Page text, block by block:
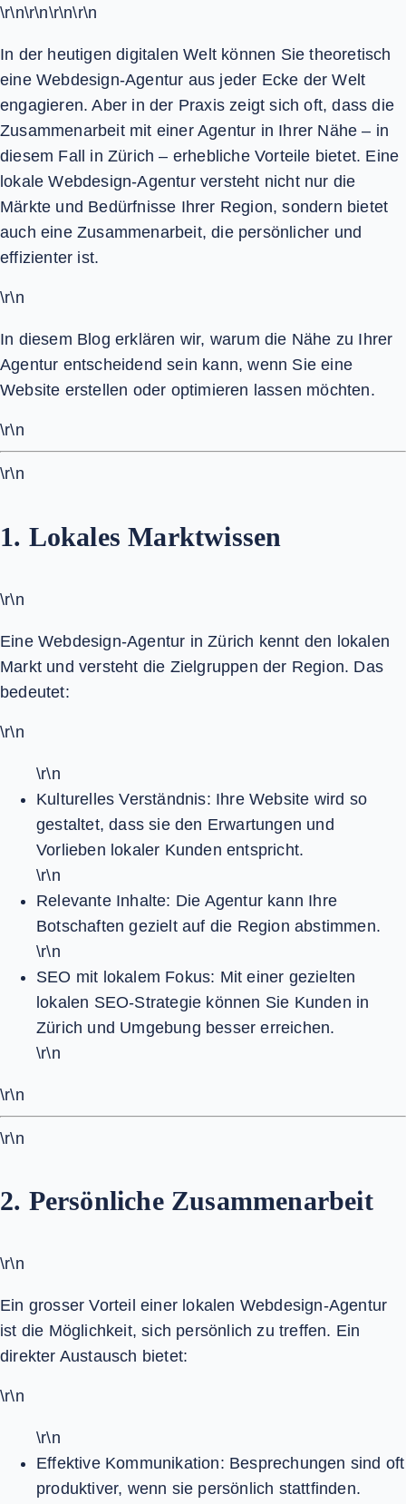
\r\n\r\n\r\n\r\n
In der heutigen digitalen Welt können Sie theoretisch
eine Webdesign-Agentur aus jeder Ecke der Welt
engagieren. Aber in der Praxis zeigt sich oft, dass die
Zusammenarbeit mit einer Agentur in Ihrer Nähe – in
diesem Fall in Zürich – erhebliche Vorteile bietet. Eine
lokale Webdesign-Agentur versteht nicht nur die
Märkte und Bedürfnisse Ihrer Region, sondern bietet
auch eine Zusammenarbeit, die persönlicher und
effizienter ist.
\r\n
In diesem Blog erklären wir, warum die Nähe zu Ihrer
Agentur entscheidend sein kann, wenn Sie eine
Website erstellen oder optimieren lassen möchten.
\r\n
\r\n
1. Lokales Marktwissen
\r\n
Eine Webdesign-Agentur in Zürich kennt den lokalen
Markt und versteht die Zielgruppen der Region. Das
bedeutet:
\r\n
\r\n
Kulturelles Verständnis: Ihre Website wird so
gestaltet, dass sie den Erwartungen und
Vorlieben lokaler Kunden entspricht.
\r\n
Relevante Inhalte: Die Agentur kann Ihre
Botschaften gezielt auf die Region abstimmen.
\r\n
SEO mit lokalem Fokus: Mit einer gezielten
lokalen SEO-Strategie können Sie Kunden in
Zürich und Umgebung besser erreichen.
\r\n
\r\n
\r\n
2. Persönliche Zusammenarbeit
\r\n
Ein grosser Vorteil einer lokalen Webdesign-Agentur
ist die Möglichkeit, sich persönlich zu treffen. Ein
direkter Austausch bietet:
\r\n
\r\n
Effektive Kommunikation: Besprechungen sind oft
produktiver, wenn sie persönlich stattfinden.